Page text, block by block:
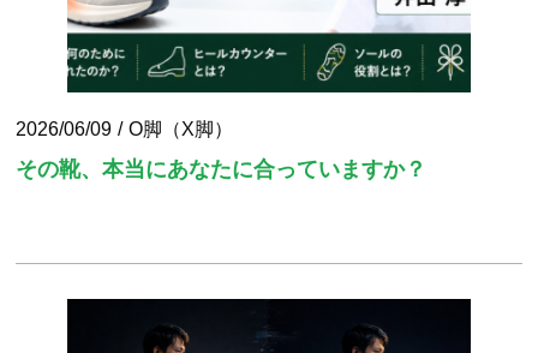
2026/06/09 O脚（X脚）
その靴、本当にあなたに合っていますか？